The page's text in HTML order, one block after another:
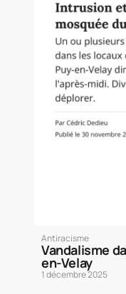
Antiracisme
Vandalisme
en-Velay
1 décembre 2025